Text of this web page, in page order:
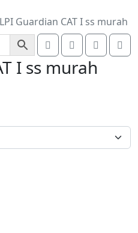
Guardian CAT I ss murah
Search Account
I ss murah